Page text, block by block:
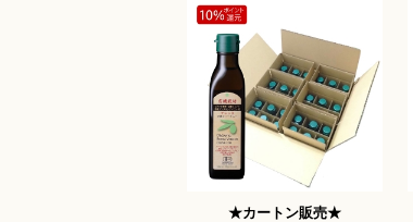
★カートン販売★